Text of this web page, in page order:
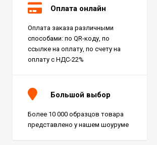
610010002154
Керамогранит Italon Wonderful Life
Graphite Ret 60x60, 610010002154
Оплата онлайн
Оплата заказа различными
способами: по QR-коду, по
ссылке на оплату, по счету на
оплату с НДС-22%
Большой выбор
Более 10 000 образцов товара
представлено у нашем шоуруме